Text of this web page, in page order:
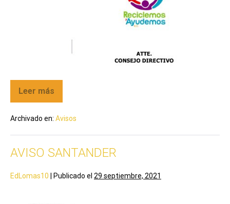
Leer más
Archivado en: Avisos
AVISO SANTANDER
EdLomas10 Publicado el 29 septiembre, 2021